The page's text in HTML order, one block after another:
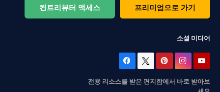
컨트리뷰터 액세스 프리미엄으로 가기
소셜 미디어
전용 리소스를 받은 편지함에서 바로 받아보